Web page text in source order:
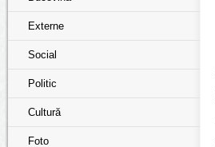
Externe
Social
Politic
Cultură
Foto